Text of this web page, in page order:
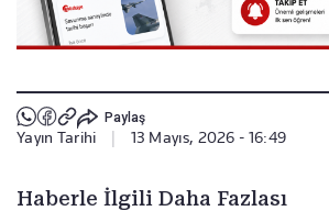
Paylaş
Yayın Tarihi 13 Mayıs, 2026 - 16:49
Haberle İlgili Daha Fazlası